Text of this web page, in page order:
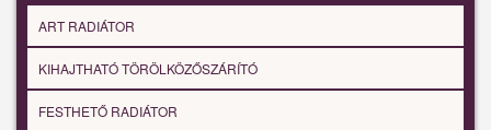
ART RADIÁTOR
KIHAJTHATÓ TÖRÖLKÖZŐSZÁRÍTÓ
FESTHETŐ RADIÁTOR